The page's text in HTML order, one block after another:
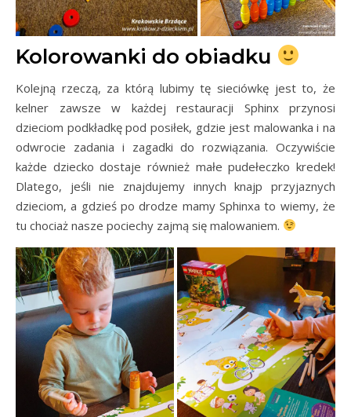
Kolorowanki do obiadku
Kolejną rzeczą, za którą lubimy tę sieciówkę jest to, że
kelner zawsze w każdej restauracji Sphinx przynosi
dzieciom podkładkę pod posiłek, gdzie jest malowanka i na
odwrocie zadania i zagadki do rozwiązania. Oczywiście
każde dziecko dostaje również małe pudełeczko kredek!
Dlatego, jeśli nie znajdujemy innych knajp przyjaznych
dzieciom, a gdzieś po drodze mamy Sphinxa to wiemy, że
tu chociaż nasze pociechy zajmą się malowaniem.